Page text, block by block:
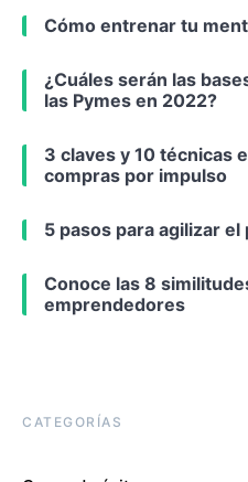
Cómo entrenar tu
¿Cuáles serán las
las Pymes en 2022?
3 claves y 10 técnicas
compras por impulso
5 pasos para agilizar
Conoce las 8
emprendedores
CATEGORÍAS